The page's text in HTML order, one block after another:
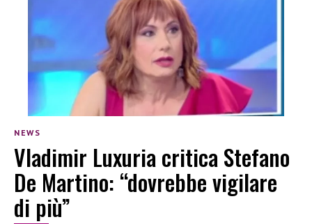
NEWS
Vladimir Luxuria critica Stefano
De Martino: “dovrebbe vigilare
di più”